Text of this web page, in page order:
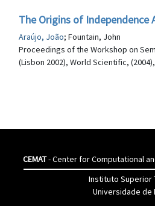
The Origins of Independence
Araújo, João; Fountain, John
Proceedings of the Workshop on
(Lisbon 2002), World Scientific,
CEMAT- Center for Computational
Instituto Superior
Universidade de